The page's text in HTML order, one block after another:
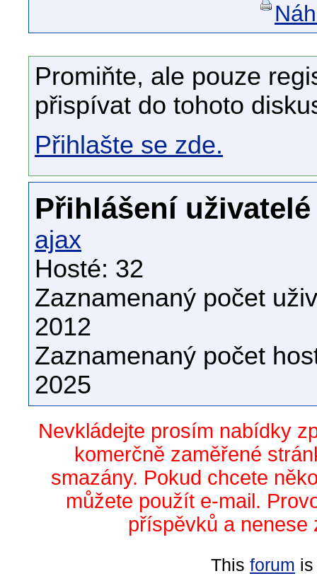
Promiňte, ale pouze
přispívat do tohoto
Přihlašte se zde.
Přihlášení uživatelé
ajax
Hosté: 32
Zaznamenaný počet
2012
Zaznamenaný počet
2025
Nevkládejte prosím nabídky
komerčně zaměřené
smazány. Pokud chcete
můžete použít e-mail.
příspěvků a nenese
This forum